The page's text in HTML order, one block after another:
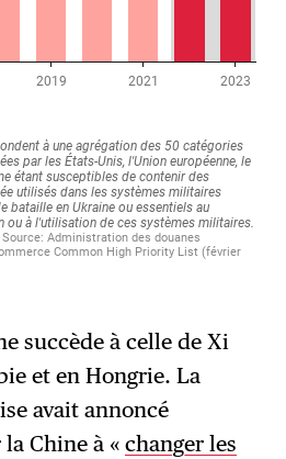
succède à celle de Xi
et en Hongrie. La
avait annoncé
Chine à «changer les